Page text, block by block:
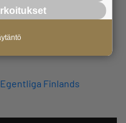
Företagare
Egentliga Finlands